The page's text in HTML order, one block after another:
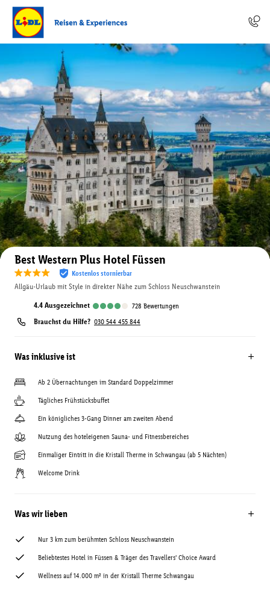
Auf der Karte anzeigen
Best Western Plus Hotel Füssen
Kostenlos stornierbar
Allgäu-Urlaub mit Style in direkter Nähe zum Schloss Neuschwanstein
4.4 ausgezeichnet 728 Bewertungen
Brauchst du Hilfe? 030 544 455 844
Was inklusive ist
Ab 2 Übernachtungen im Standard Doppelzimmer
Tägliches Frühstücksbuffet
Ein königliches 3-Gang Dinner am zweiten Abend
Nutzung des hoteleigenen Sauna- und Fitnessbereiches
Einmaliger Eintritt in die Kristall Therme in Schwangau (ab 5 Nächten)
Welcome Drink
Was wir lieben
Nur 3 km zum berühmten Schloss Neuschwanstein
Beliebtestes Hotel in Füssen & Träger des Travellers' Choice Award
Wellness auf 14.000 m² in der Kristall Therme Schwangau